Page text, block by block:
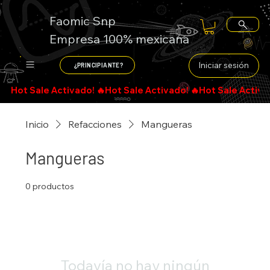
Faomic Snp
Empresa 100% mexicana
¿PRINCIPIANTE? Iniciar sesión
Inicio Refacciones Mangueras
Mangueras
0 productos
Todavía no hay ningún